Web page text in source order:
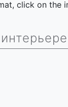
click on the